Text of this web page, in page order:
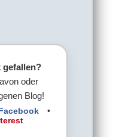
gefallen?
oder
Blog!
•